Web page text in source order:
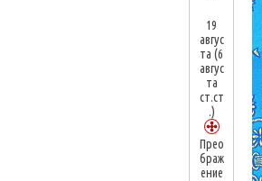
19
авгус
та(6
авгус
та
ст.ст
.)
Прео
браж
ение